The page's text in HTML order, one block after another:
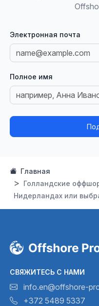
Электронная почта
Полное имя
Главная
Голландские
Нидерландах или
СВЯЖИТЕСЬ С НАМИ
info.en@offshore-
+372 5489 5337